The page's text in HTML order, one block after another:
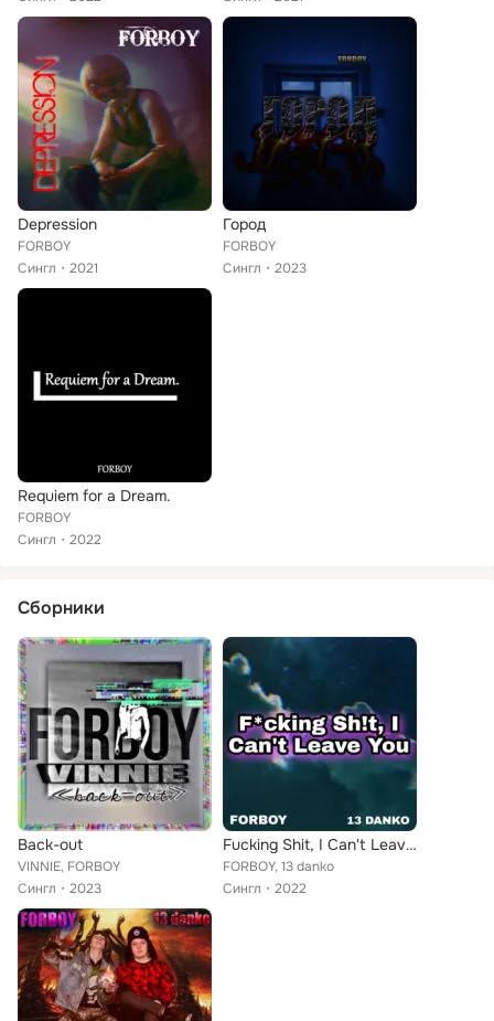
Depression
FORBOY
Сингл
2021
Город
FORBOY
Сингл
2023
Requiem for a Dream.
FORBOY
Сингл
2022
Сборники
Back-out
VINNIE, FORBOY
Сингл
2023
Fucking Shit, I Can't Leave You
FORBOY, 13 danko
Сингл
2022